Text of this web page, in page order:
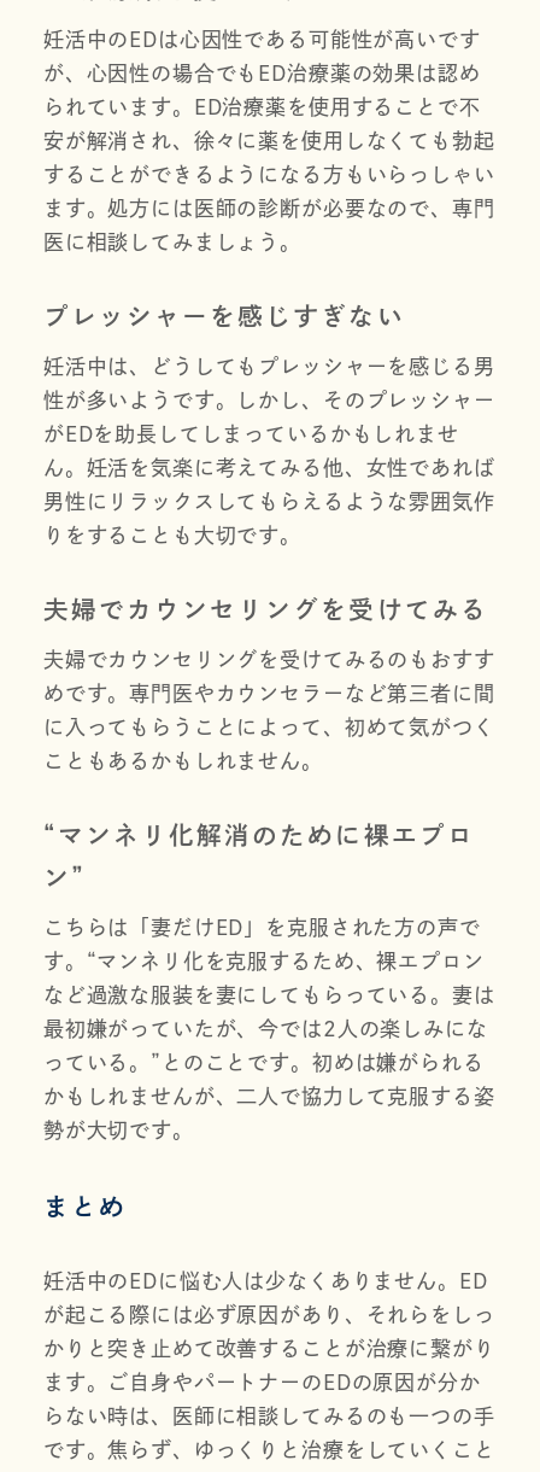
妊活中のEDは心因性である可能性が高いです
が、心因性の場合でもED治療薬の効果は認め
られています。ED治療薬を使用することで不
安が解消され、徐々に薬を使用しなくても勃起
することができるようになる方もいらっしゃい
ます。処方には医師の診断が必要なので、専門
医に相談してみましょう。
プレッシャーを感じすぎない
妊活中は、どうしてもプレッシャーを感じる男
性が多いようです。しかし、そのプレッシャー
がEDを助長してしまっているかもしれませ
ん。妊活を気楽に考えてみる他、女性であれば
男性にリラックスしてもらえるような雰囲気作
りをすることも大切です。
夫婦でカウンセリングを受けてみる
夫婦でカウンセリングを受けてみるのもおすす
めです。専門医やカウンセラーなど第三者に間
に入ってもらうことによって、初めて気がつく
こともあるかもしれません。
“マンネリ化解消のために裸エプロ
ン”
こちらは「妻だけED」を克服された方の声で
す。“マンネリ化を克服するため、裸エプロン
など過激な服装を妻にしてもらっている。妻は
最初嫌がっていたが、今では2人の楽しみにな
っている。”とのことです。初めは嫌がられる
かもしれませんが、二人で協力して克服する姿
勢が大切です。
まとめ
妊活中のEDに悩む人は少なくありません。ED
が起こる際には必ず原因があり、それらをしっ
かりと突き止めて改善することが治療に繋がり
ます。ご自身やパートナーのEDの原因が分か
らない時は、医師に相談してみるのも一つの手
です。焦らず、ゆっくりと治療をしていくこと